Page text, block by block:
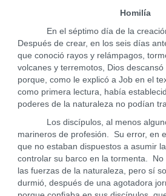
Homilía
En el séptimo día de la
Después de crear, en los seis días
que conoció rayos y relámpagos,
volcanes y terremotos, Dios
porque, como le explicó a Job en el
como primera lectura, había
poderes de la naturaleza no podían
Los discípulos, al menos
marineros de profesión. Su error, en
que no estaban dispuestos a asumir
controlar su barco en la tormenta. No
las fuerzas de la naturaleza, pero sí
durmió, después de una agotadora